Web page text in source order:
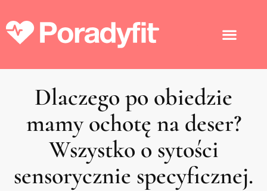
Dlaczego po obiedzie
mamy ochotę na deser?
Wszystko o sytości
sensorycznie specyficznej.